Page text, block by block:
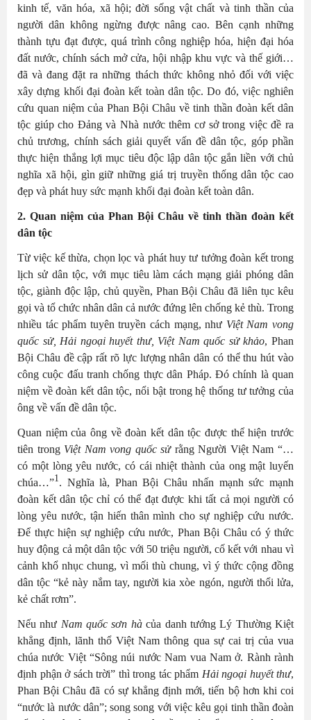
kinh tế, văn hóa, xã hội; đời sống vật chất và tinh thần của
người dân không ngừng được nâng cao. Bên cạnh những
thành tựu đạt được, quá trình công nghiệp hóa, hiện đại hóa
đất nước, chính sách mở cửa, hội nhập khu vực và thế giới…
đã và đang đặt ra những thách thức không nhỏ đối với việc
xây dựng khối đại đoàn kết toàn dân tộc. Do đó, việc nghiên
cứu quan niệm của Phan Bội Châu về tinh thần đoàn kết dân
tộc giúp cho Đảng và Nhà nước thêm cơ sở trong việc đề ra
chủ trương, chính sách giải quyết vấn đề dân tộc, góp phần
thực hiện thắng lợi mục tiêu độc lập dân tộc gắn liền với chủ
nghĩa xã hội, gìn giữ những giá trị truyền thống dân tộc cao
đẹp và phát huy sức mạnh khối đại đoàn kết toàn dân.
2. Quan niệm của Phan Bội Châu về tinh thần đoàn kết
dân tộc
Từ việc kế thừa, chọn lọc và phát huy tư tưởng đoàn kết trong
lịch sử dân tộc, với mục tiêu làm cách mạng giải phóng dân
tộc, giành độc lập, chủ quyền, Phan Bội Châu đã liên tục kêu
gọi và tổ chức nhân dân cả nước đứng lên chống kẻ thù. Trong
nhiều tác phẩm tuyên truyền cách mạng, như Việt Nam vong
quốc sử, Hải ngoại huyết thư, Việt Nam quốc sử khảo, Phan
Bội Châu đề cập rất rõ lực lượng nhân dân có thể thu hút vào
công cuộc đấu tranh chống thực dân Pháp. Đó chính là quan
niệm về đoàn kết dân tộc, nổi bật trong hệ thống tư tưởng của
ông về vấn đề dân tộc.
Quan niệm của ông về đoàn kết dân tộc được thể hiện trước
tiên trong Việt Nam vong quốc sửrằng Người Việt Nam “…
có một lòng yêu nước, có cái nhiệt thành của ong mật luyến
chúa…”1 . Nghĩa là, Phan Bội Châu nhấn mạnh sức mạnh
đoàn kết dân tộc chỉ có thể đạt được khi tất cả mọi người có
lòng yêu nước, tận hiến thân mình cho sự nghiệp cứu nước.
Để thực hiện sự nghiệp cứu nước, Phan Bội Châu có ý thức
huy động cả một dân tộc với 50 triệu người, cố kết với nhau vì
cảnh khổ nhục chung, vì mối thù chung, vì ý thức cộng đồng
dân tộc “kẻ này nắm tay, người kia xòe ngón, người thổi lửa,
kẻ chất rơm”.
Nếu như Nam quốc sơn hàcủa danh tướng Lý Thường Kiệt
khẳng định, lãnh thổ Việt Nam thông qua sự cai trị của vua
chúa nước Việt “Sông núi nước Nam vua Nam ở. Rành rành
định phận ở sách trời” thì trong tác phẩm Hải ngoại huyết thư,
Phan Bội Châu đã có sự khẳng định mới, tiến bộ hơn khi coi
“nước là nước dân”; song song với việc kêu gọi tinh thần đoàn